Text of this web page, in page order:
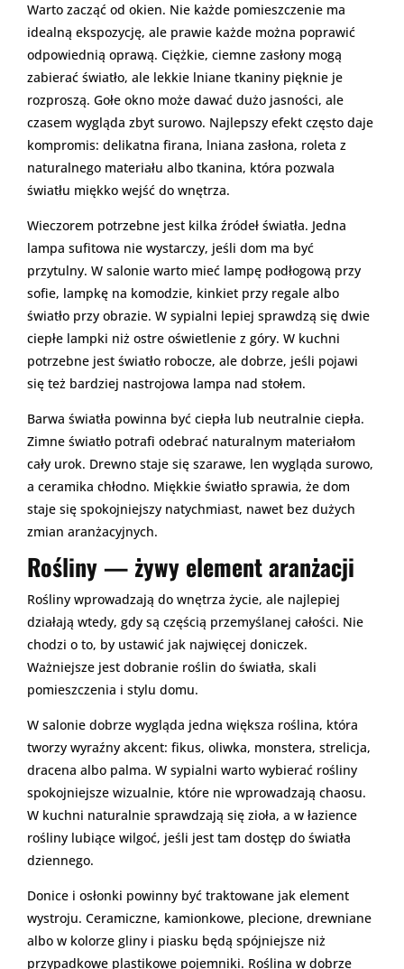
Warto zacząć od okien. Nie każde pomieszczenie ma
idealną ekspozycję, ale prawie każde można poprawić
odpowiednią oprawą. Ciężkie, ciemne zasłony mogą
zabierać światło, ale lekkie lniane tkaniny pięknie je
rozproszą. Gołe okno może dawać dużo jasności, ale
czasem wygląda zbyt surowo. Najlepszy efekt często daje
kompromis: delikatna firana, lniana zasłona, roleta z
naturalnego materiału albo tkanina, która pozwala
światłu miękko wejść do wnętrza.
Wieczorem potrzebne jest kilka źródeł światła. Jedna
lampa sufitowa nie wystarczy, jeśli dom ma być
przytulny. W salonie warto mieć lampę podłogową przy
sofie, lampkę na komodzie, kinkiet przy regale albo
światło przy obrazie. W sypialni lepiej sprawdzą się dwie
ciepłe lampki niż ostre oświetlenie z góry. W kuchni
potrzebne jest światło robocze, ale dobrze, jeśli pojawi
się też bardziej nastrojowa lampa nad stołem.
Barwa światła powinna być ciepła lub neutralnie ciepła.
Zimne światło potrafi odebrać naturalnym materiałom
cały urok. Drewno staje się szarawe, len wygląda surowo,
a ceramika chłodno. Miękkie światło sprawia, że dom
staje się spokojniejszy natychmiast, nawet bez dużych
zmian aranżacyjnych.
Rośliny — żywy element aranżacji
Rośliny wprowadzają do wnętrza życie, ale najlepiej
działają wtedy, gdy są częścią przemyślanej całości. Nie
chodzi o to, by ustawić jak najwięcej doniczek.
Ważniejsze jest dobranie roślin do światła, skali
pomieszczenia i stylu domu.
W salonie dobrze wygląda jedna większa roślina, która
tworzy wyraźny akcent: fikus, oliwka, monstera, strelicja,
dracena albo palma. W sypialni warto wybierać rośliny
spokojniejsze wizualnie, które nie wprowadzają chaosu.
W kuchni naturalnie sprawdzają się zioła, a w łazience
rośliny lubiące wilgoć, jeśli jest tam dostęp do światła
dziennego.
Donice i osłonki powinny być traktowane jak element
wystroju. Ceramiczne, kamionkowe, plecione, drewniane
albo w kolorze gliny i piasku będą spójniejsze niż
przypadkowe plastikowe pojemniki. Roślina w dobrze